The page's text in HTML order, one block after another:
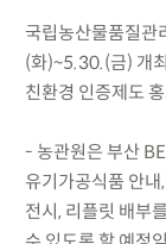
국립농산물품질관
(화)~5.30.(금) 개
친환경 인증제도
- 농관원은 부산
유기가공식품 안
전시, 리플릿 배부